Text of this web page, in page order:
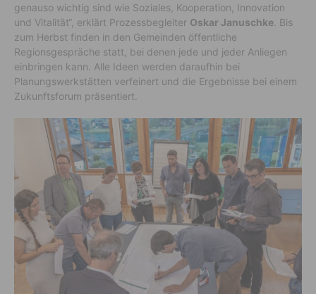
genauso wichtig sind wie Soziales, Kooperation, Innovation
und Vitalität“, erklärt Prozessbegleiter Oskar Januschke . Bis
zum Herbst finden in den Gemeinden öffentliche
Regionsgespräche statt, bei denen jede und jeder Anliegen
einbringen kann. Alle Ideen werden daraufhin bei
Planungswerkstätten verfeinert und die Ergebnisse bei einem
Zukunftsforum präsentiert.